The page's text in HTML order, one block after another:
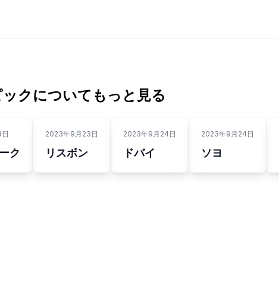
クについてもっと見る
ク
2023年9月23日
リスボン
2023年9月24日
ドバイ
2023年9月24日
ソヨ